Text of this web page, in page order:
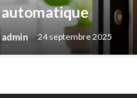
automatique
admin 24 septembre 2025